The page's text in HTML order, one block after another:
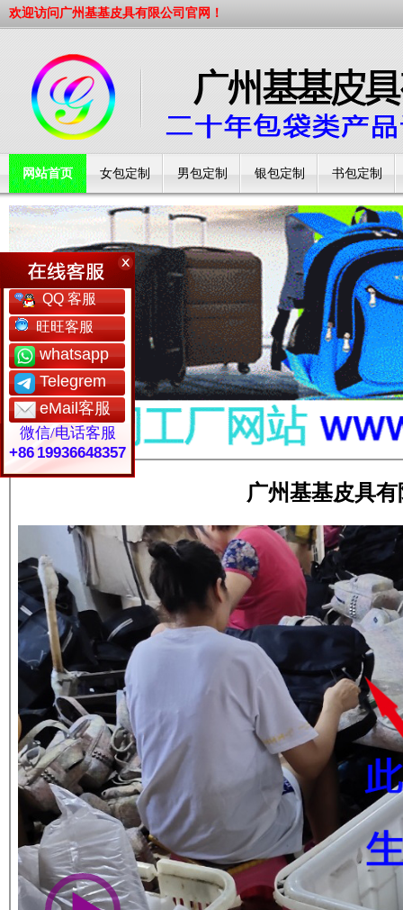
欢迎访问广州基基皮具有限公司官网！
网站首页 女包定制 男包定制 银包定制 书包定制
工厂简介
QQ 客服
旺旺客服
whatsapp
Telegrem
eMail客服
微信/电话客服
+86 19936648357